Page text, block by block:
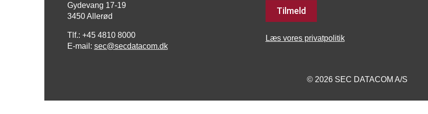
Gydevang 17-19
3450 Allerød
Tlf.: +45 4810 8000
E-mail: sec@secdatacom.dk
Tilmeld
Læs vores privatpolitik
© 2026 SEC DATACOM A/S